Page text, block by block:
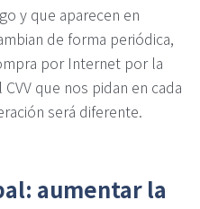
y que aparecen en
de forma periódica,
por Internet por la
que nos pidan en cada
será diferente.
aumentar la